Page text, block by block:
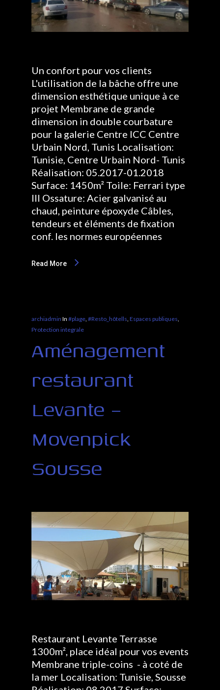
Un confort pour vos clients
L'utilisation de la bâche offre une
dimension esthétique unique à ce
projet Membrane de grande
dimension in double courbature
pour la galerie Centre ICC Centre
Urbain Nord, Tunis Localisation:
Tunisie, Centre Urbain Nord- Tunis
Réalisation: 05.2017-01.2018
Surface: 1450m² Toile: Ferrari type
lll Ossature: Acier galvanisé au
chaud, peinture époxyde Câbles,
tendeurs et éléments de fixation
conf. les normes européennes
Read More
archiadmin In #plage #Resto_hôtells Espaces publiques
Protection integrale
Aménagement
restaurant
Levante –
Movenpick
Sousse
Restaurant Levante Terrasse
1300m², place idéal pour vos events
Membrane triple-coins - à coté de
la mer Localisation: Tunisie, Sousse